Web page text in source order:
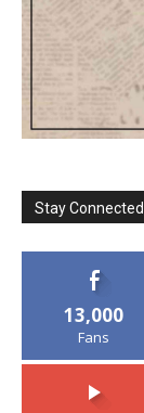
Stay Connected
13,000
Fans